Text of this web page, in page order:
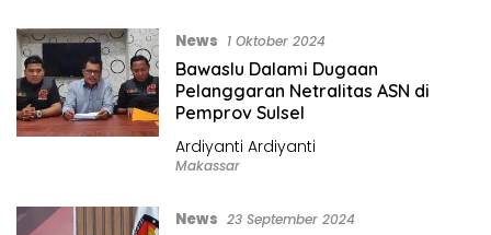
News 1 Oktober 2024
Bawaslu Dalami Dugaan
Pelanggaran Netralitas ASN di
Pemprov Sulsel
Ardiyanti Ardiyanti
Makassar
News 23 September 2024